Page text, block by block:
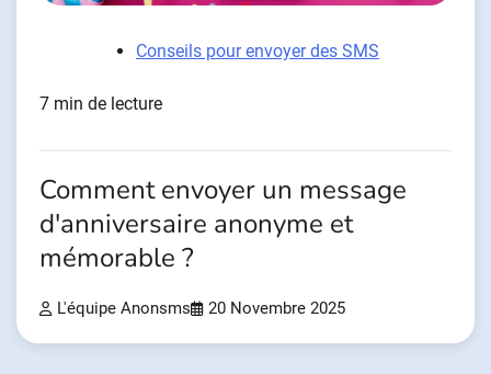
Conseils pour envoyer des SMS
7 min de lecture
Comment envoyer un message
d'anniversaire anonyme et
mémorable ?
L'équipe Anonsms 20 Novembre 2025